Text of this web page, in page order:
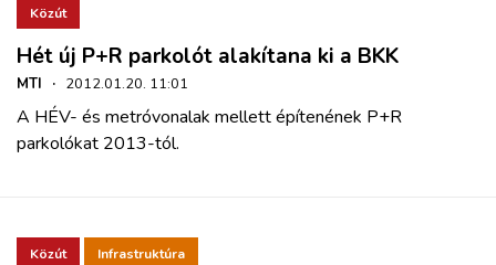
Közút
Hét új P+R parkolót alakítana ki a BKK
MTI · 2012.01.20. 11:01
A HÉV- és metróvonalak mellett építenének P+R
parkolókat 2013-tól.
Közút Infrastruktúra